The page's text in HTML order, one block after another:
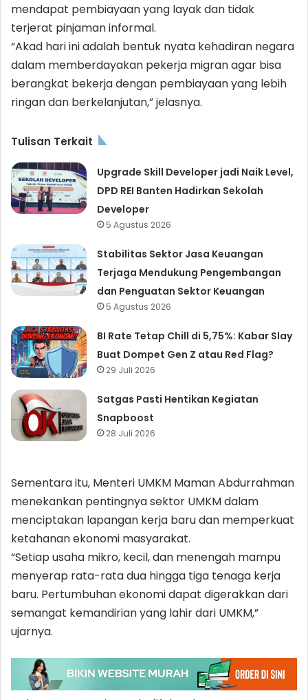
mendapat pembiayaan yang layak dan tidak
terjerat pinjaman informal.
“Akad hari ini adalah bentuk nyata kehadiran negara
dalam memberdayakan pekerja migran agar bisa
berangkat bekerja dengan pembiayaan yang lebih
ringan dan berkelanjutan,” jelasnya.
Tulisan Terkait
Upgrade Skill Developer jadi Naik Level,
DPD REI Banten Hadirkan Sekolah
Developer
5 Agustus 2026
Stabilitas Sektor Jasa Keuangan
Terjaga Mendukung Pengembangan
dan Penguatan Sektor Keuangan
5 Agustus 2026
BI Rate Tetap Chill di 5,75%: Kabar Slay
Buat Dompet Gen Z atau Red Flag?
29 Juli 2026
Satgas Pasti Hentikan Kegiatan
Snapboost
28 Juli 2026
Sementara itu, Menteri UMKM Maman Abdurrahman
menekankan pentingnya sektor UMKM dalam
menciptakan lapangan kerja baru dan memperkuat
ketahanan ekonomi masyarakat.
“Setiap usaha mikro, kecil, dan menengah mampu
menyerap rata-rata dua hingga tiga tenaga kerja
baru. Pertumbuhan ekonomi dapat digerakkan dari
semangat kemandirian yang lahir dari UMKM,”
ujarnya.